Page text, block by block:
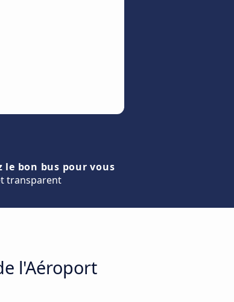
le bon bus pour vous
transparent
l'Aéroport